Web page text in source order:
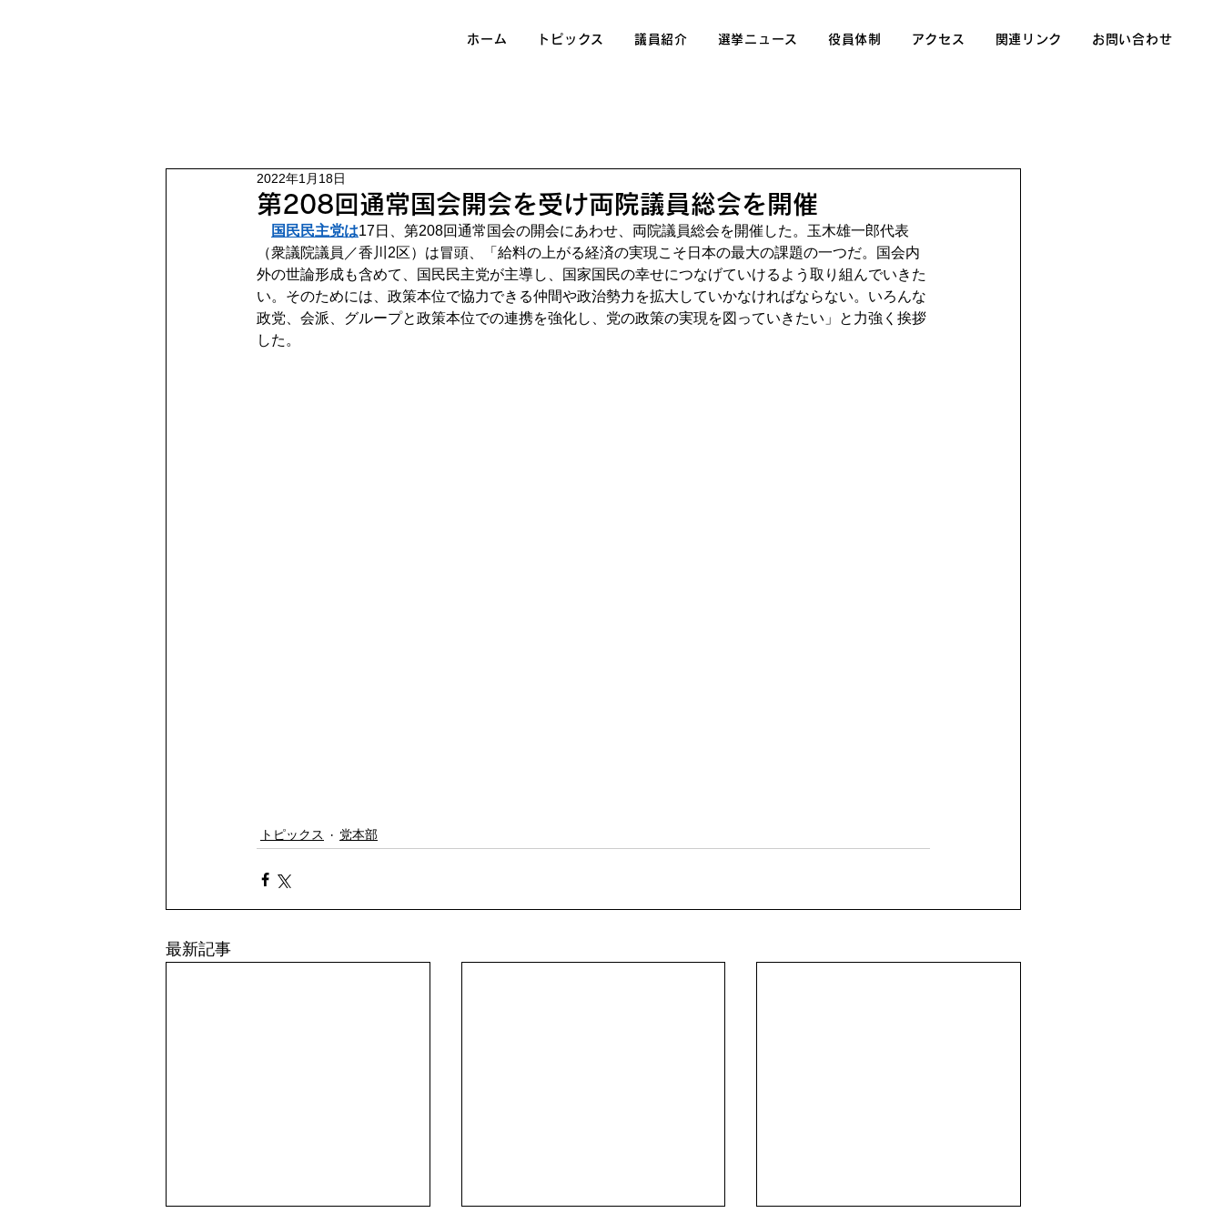
ホーム トピックス 議員紹介 選挙ニュース 役員体制 アクセス 関連リンク お問い合わせ
第208回通常国会開会を受け両院議員総会を開催
2022年1月18日
国民民主党は17日、第208回通常国会の開会にあわせ、両院議員総会を開催した。玉木雄一郎代表
（衆議院議員／香川2区）は冒頭、「給料の上がる経済の実現こそ日本の最大の課題の一つだ。国会内
外の世論形成も含めて、国民民主党が主導し、国家国民の幸せにつなげていけるよう取り組んでいきた
い。そのためには、政策本位で協力できる仲間や政治勢力を拡大していかなければならない。いろんな
政党、会派、グループと政策本位での連携を強化し、党の政策の実現を図っていきたい」と力強く挨拶
した。
トピックス 党本部
最新記事